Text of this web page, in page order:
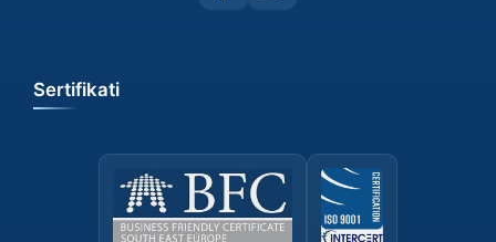
Sertifikati